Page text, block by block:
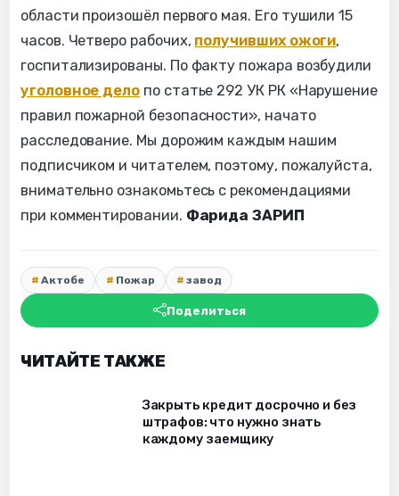
области произошёл первого мая. Его тушили 15
часов. Четверо рабочих, получивших ожоги,
госпитализированы. По факту пожара возбудили
уголовное дело по статье 292 УК РК «Нарушение
правил пожарной безопасности», начато
расследование. Мы дорожим каждым нашим
подписчиком и читателем, поэтому, пожалуйста,
внимательно ознакомьтесь с рекомендациями
при комментировании. Фарида ЗАРИП
Актобе Пожар завод
Поделиться
ЧИТАЙТЕ ТАКЖЕ
Закрыть кредит досрочно и без
штрафов: что нужно знать
каждому заемщику